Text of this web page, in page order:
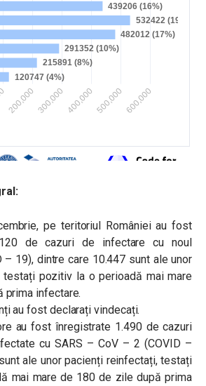
pe teritoriul României au fost
de cazuri de infectare cu noul
– 19), dintre care 10.447 sunt ale unor
testați pozitiv la o perioadă mai mare
prima infectare.
au fost declarați vindecați.
au fost înregistrate 1.490 de cazuri
cu SARS – CoV – 2 (COVID –
ale unor pacienți reinfectați, testați
mai mare de 180 de zile după prima